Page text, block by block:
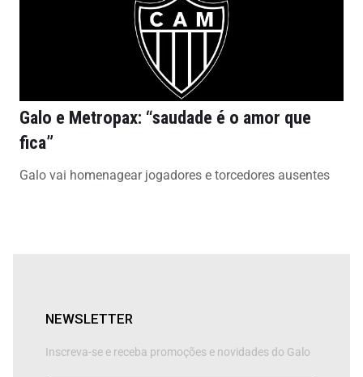
Galo e Metropax: “saudade é o amor que
fica”
Galo vai homenagear jogadores e torcedores ausentes
NEWSLETTER
Inscreva-se e receba promoções e novidades do Galo